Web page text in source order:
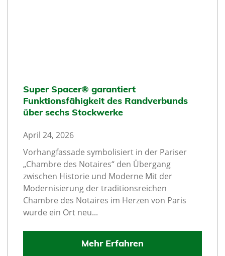
Super Spacer® garantiert
Funktionsfähigkeit des Randverbunds
über sechs Stockwerke
April 24, 2026
Vorhangfassade symbolisiert in der Pariser
„Chambre des Notaires“ den Übergang
zwischen Historie und Moderne Mit der
Modernisierung der traditionsreichen
Chambre des Notaires im Herzen von Paris
wurde ein Ort neu...
Mehr Erfahren